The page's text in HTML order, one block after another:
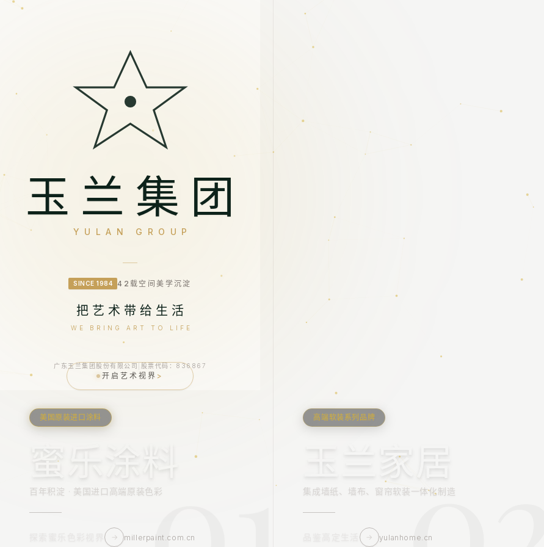
玉兰集团
YULAN GROUP
SINCE 1984 42载空间美学沉淀
把艺术带给生活
WE BRING ART TO LIFE
开启艺术视界 >
广东玉兰集团股份有限公司 股票代码：836867
美国原装进口涂料
蜜乐涂料
百年积淀 · 美国进口高端原装色彩
探索蜜乐色彩视界 → millerpaint.com.cn
高端软装系列品牌
玉兰家居
集成墙纸、墙布、窗帘软装一体化制造
→ yulanhome.cn